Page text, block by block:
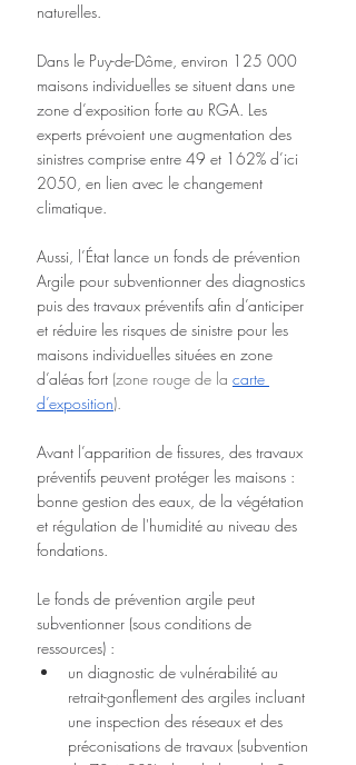
naturelles.
Dans le Puy-de-Dôme, environ 125 000
maisons individuelles se situent dans une
zone d’exposition forte au RGA. Les
experts prévoient une augmentation des
sinistres comprise entre 49 et 162% d’ici
2050, en lien avec le changement
climatique.
Aussi, l’État lance un fonds de prévention
Argile pour subventionner des diagnostics
puis des travaux préventifs afin d’anticiper
et réduire les risques de sinistre pour les
maisons individuelles situées en zone
d’aléas fort (zone rouge de la carte
d’exposition).
Avant l’apparition de fissures, des travaux
préventifs peuvent protéger les maisons :
bonne gestion des eaux, de la végétation
et régulation de l'humidité au niveau des
fondations.
Le fonds de prévention argile peut
subventionner (sous conditions de
ressources) :
un diagnostic de vulnérabilité au
retrait-gonflement des argiles incluant
une inspection des réseaux et des
préconisations de travaux (subvention